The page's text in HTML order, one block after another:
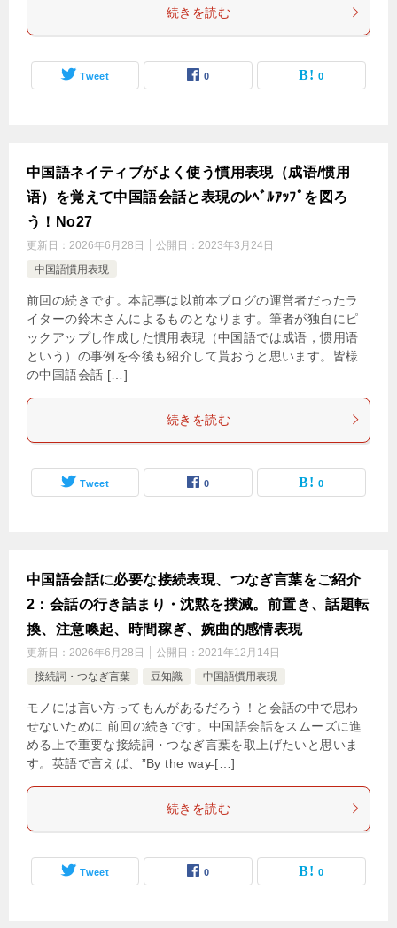
続きを読む
Tweet 0 0
中国語ネイティブがよく使う慣用表現（成语/惯用
语）を覚えて中国語会話と表現のﾚﾍﾞﾙｱｯﾌﾟを図ろ
う！No27
更新日： 2026年6月28日 公開日： 2023年3月24日
中国語慣用表現
前回の続きです。本記事は以前本ブログの運営者だったラ
イターの鈴木さんによるものとなります。筆者が独自にピ
ックアップし作成した慣用表現（中国語では成语，惯用语
という）の事例を今後も紹介して貰おうと思います。皆様
の中国語会話 […]
続きを読む
Tweet 0 0
中国語会話に必要な接続表現、つなぎ言葉をご紹介
2：会話の行き詰まり・沈黙を撲滅。前置き、話題転
換、注意喚起、時間稼ぎ、婉曲的感情表現
更新日： 2026年6月28日 公開日： 2021年12月14日
接続詞・つなぎ言葉
豆知識 中国語慣用表現
モノには言い方ってもんがあるだろう！と会話の中で思わ
せないために 前回の続きです。中国語会話をスムーズに進
める上で重要な接続詞・つなぎ言葉を取上げたいと思いま
す。英語で言えば、”By the way̶ […]
続きを読む
Tweet 0 0